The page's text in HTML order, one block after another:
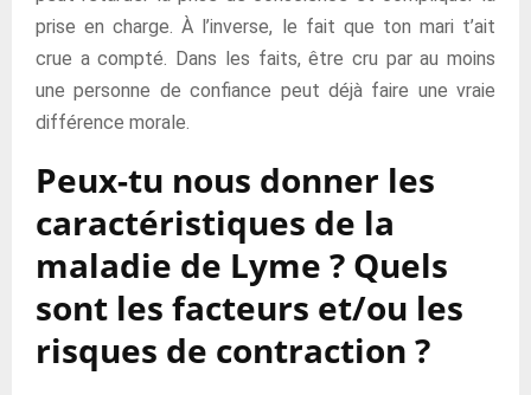
prise en charge. À l’inverse, le fait que ton mari t’ait
crue a compté. Dans les faits, être cru par au moins
une personne de confiance peut déjà faire une vraie
différence morale.
Peux-tu nous donner les
caractéristiques de la
maladie de Lyme ? Quels
sont les facteurs et/ou les
risques de contraction ?